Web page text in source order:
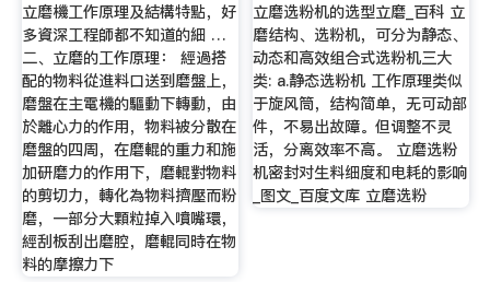
立磨機工作原理及結構特點，好
多資深工程師都不知道的細 …
二、立磨的工作原理： 經過搭
配的物料從進料口送到磨盤上，
磨盤在主電機的驅動下轉動，由
於離心力的作用，物料被分散在
磨盤的四周，在磨輥的重力和施
加研磨力的作用下，磨輥對物料
的剪切力，轉化為物料擠壓而粉
磨，一部分大顆粒掉入噴嘴環，
經刮板刮出磨腔，磨輥同時在物
料的摩擦力下
立磨选粉机的选型立磨_百科 立
磨结构、选粉机，可分为静态、
动态和高效组合式选粉机三大
类: a.静态选粉机 工作原理类似
于旋风筒，结构简单，无可动部
件，不易出故障。但调整不灵
活，分离效率不高。 立磨选粉
机密封对生料细度和电耗的影响
_图文_百度文库 立磨选粉